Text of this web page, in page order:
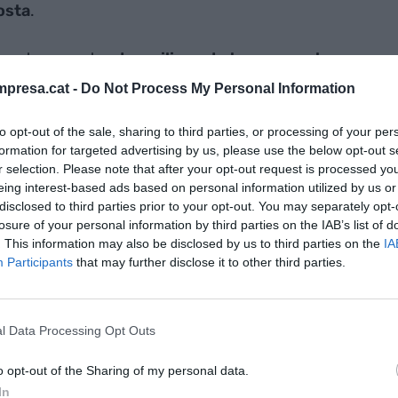
- Do Not Process My Personal Information
opt-out of the sale, sharing to third parties, or processing of your
for targeted advertising by us, please use the below opt-out
selection. Please note that after your opt-out request is processed
interest-based ads based on personal information utilized by us
to third parties prior to your opt-out. You may separately
of your personal information by third parties on the IAB’s list of
This information may also be disclosed by us to third parties on the
Participants that may further disclose it to other third parties.
Data Processing Opt Outs
opt-out of the Sharing of my personal data.
.
transportardos milions de tones anuals
del total de laUnió Europead'aquesta energia
serà l'origen i és que mentre el president
d'obtenir hidrogen d'origen nuclear, cosa
d'Espanya i Portugal insisteixen que l'hidrogen
fotovoltaica o eòlica.
Von der Leyen, ha mostrat el total suport de la
l'hidrogen, que "canviarà la història d'Europa i
energètic" ha dit. S'ha mostrat també
França i Portugal de cara a continuar
ha declarat que "El projecte va clarament en la
perquè apliquin als fons comunitaris. Això
molt prometedor. La Península Ibèrica serà